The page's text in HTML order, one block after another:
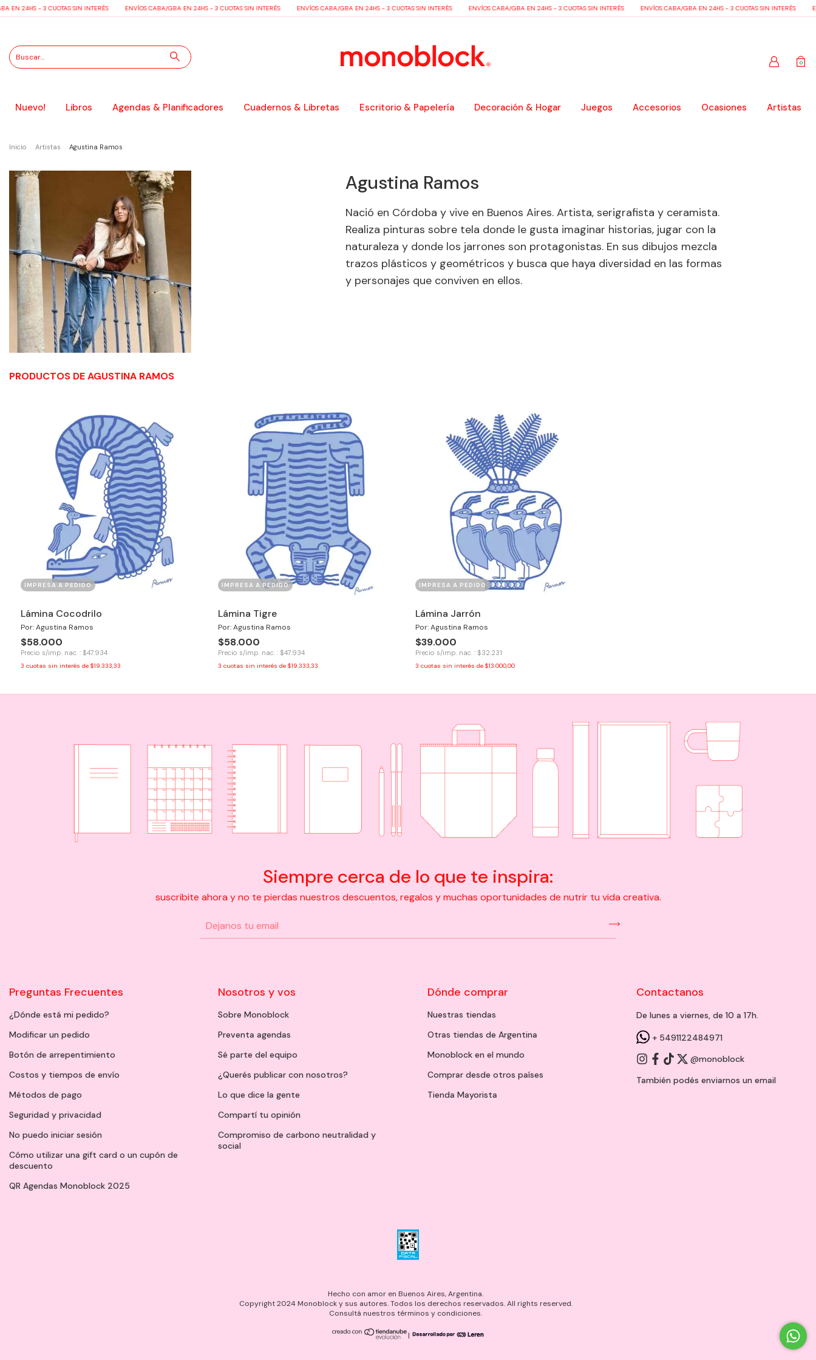
EN 24HS - 3 CUOTAS SIN INTERÉS ENVÍOS CABA/GBA EN 24HS - 3 CUOTAS SIN INTERÉS ENVÍOS CABA/GBA EN 24HS - 3 CUOTAS SIN INTERÉS ENVÍOS CABA/GBA EN 24HS - 3 CUOTAS SIN INTERÉS ENVÍOS CABA/GBA EN 24HS - 3 CUOTAS SIN INTERÉS
0
Nuevo! Libros Agendas & Planificadores Cuadernos & Libretas Escritorio & Papelería Decoración & Hogar Juegos Accesorios Ocasiones Artistas
Inicio . Artistas . Agustina Ramos
Agustina Ramos
Nació en Córdoba y vive en Buenos Aires. Artista, serigrafista y ceramista.
Realiza pinturas sobre tela donde le gusta imaginar historias, jugar con la
naturaleza y donde los jarrones son protagonistas. En sus dibujos mezcla
trazos plásticos y geométricos y busca que haya diversidad en las formas
y personajes que conviven en ellos.
PRODUCTOS DE AGUSTINA RAMOS
IMPRESA A PEDIDO
Lámina Cocodrilo
Por: Agustina Ramos
$58.000
Precio s/imp. nac. : $47.934
3 cuotas sin interés de $19.333,33
IMPRESA A PEDIDO
Lámina Tigre
Por: Agustina Ramos
$58.000
Precio s/imp. nac. : $47.934
3 cuotas sin interés de $19.333,33
IMPRESA A PEDIDO
Lámina Jarrón
Por: Agustina Ramos
$39.000
Precio s/imp. nac. : $32.231
3 cuotas sin interés de $13.000,00
Siempre cerca de lo que te inspira:
suscribite ahora y no te pierdas nuestros descuentos, regalos y muchas oportunidades de nutrir tu vida creativa.
Preguntas Frecuentes
¿Dónde está mi pedido?
Modificar un pedido
Botón de arrepentimiento
Costos y tiempos de envío
Métodos de pago
Seguridad y privacidad
No puedo iniciar sesión
Cómo utilizar una gift card o un cupón de
descuento
QR Agendas Monoblock 2025
Nosotros y vos
Sobre Monoblock
Preventa agendas
Sé parte del equipo
¿Querés publicar con nosotros?
Lo que dice la gente
Compartí tu opinión
Compromiso de carbono neutralidad y
social
Dónde comprar
Nuestras tiendas
Otras tiendas de Argentina
Monoblock en el mundo
Comprar desde otros países
Tienda Mayorista
Contactanos
De lunes a viernes, de 10 a 17h.
+ 5491122484971
@monoblock
También podés enviarnos un email
Hecho con amor en Buenos Aires, Argentina.
Copyright 2024 Monoblock y sus autores. Todos los derechos reservados. All rights reserved.
Consultá nuestros términos y condiciones.
|